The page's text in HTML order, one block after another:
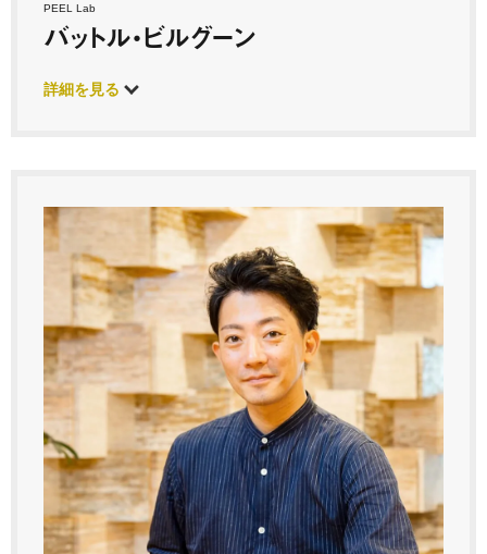
PEEL Lab
バットル・ビルグーン
詳細を見る